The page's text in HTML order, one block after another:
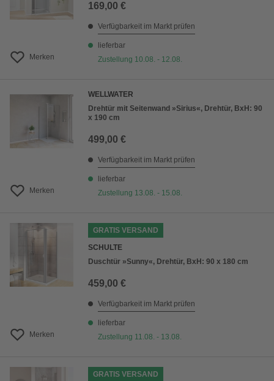
Bewertung
Merken
169,00 €
Verfügbarkeit im Markt prüfen
lieferbar
Zustellung 10.08. - 12.08.
Merken
WELLWATER
Drehtür mit Seitenwand »Sirius«, Drehtür, BxH: 90
x 190 cm
499,00 €
Verfügbarkeit im Markt prüfen
lieferbar
Zustellung 13.08. - 15.08.
Merken
GRATIS VERSAND
SCHULTE
Duschtür »Sunny«, Drehtür, BxH: 90 x 180 cm
459,00 €
Verfügbarkeit im Markt prüfen
lieferbar
Zustellung 11.08. - 13.08.
GRATIS VERSAND